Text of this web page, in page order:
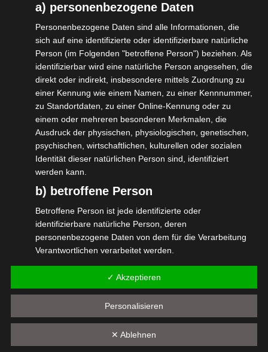
selbstständigen DienstleisterInnen in der
Veranstaltungswirtschaft e.V. (isdv)
Jörg Geißler, VRFF BG Freie – die
Mediengewerkschaft
Frank Trautmann, Bundesverband der
Fernsehkameraleute e.V., BVFK
Rechtsanwalt Tobias Sommer
Moderation: Anke Seeling
Sei dabei, rede mit.
#wirGemeinsamJetzt #selbstaendig #isdv
#Scheinselbständigkeit #bvfk #vgsd
#prolightsound24
Diesen Beitrag teilen
a) personenbezogene Daten
Personenbezogene Daten sind alle Informationen, die
sich auf eine identifizierte oder identifizierbare natürliche
Person (im Folgenden "betroffene Person") beziehen. Als
identifizierbar wird eine natürliche Person angesehen, die
direkt oder indirekt, insbesondere mittels Zuordnung zu
einer Kennung wie einem Namen, zu einer Kennnummer,
zu Standortdaten, zu einer Online-Kennung oder zu
einem oder mehreren besonderen Merkmalen, die
Ausdruck der physischen, physiologischen, genetischen,
psychischen, wirtschaftlichen, kulturellen oder sozialen
Identität dieser natürlichen Person sind, identifiziert
werden kann.
b) betroffene Person
Betroffene Person ist jede identifizierte oder
identifizierbare natürliche Person, deren
personenbezogene Daten von dem für die Verarbeitung
Verantwortlichen verarbeitet werden.
c) Verarbeitung
Verarbeitung ist jeder mit oder ohne Hilfe automatisierter
Verfahren ausgeführte Vorgang oder jede solche
Vorgangsreihe im Zusammenhang mit
✓ Akzeptieren
Personalisieren
✕ Ablehnen